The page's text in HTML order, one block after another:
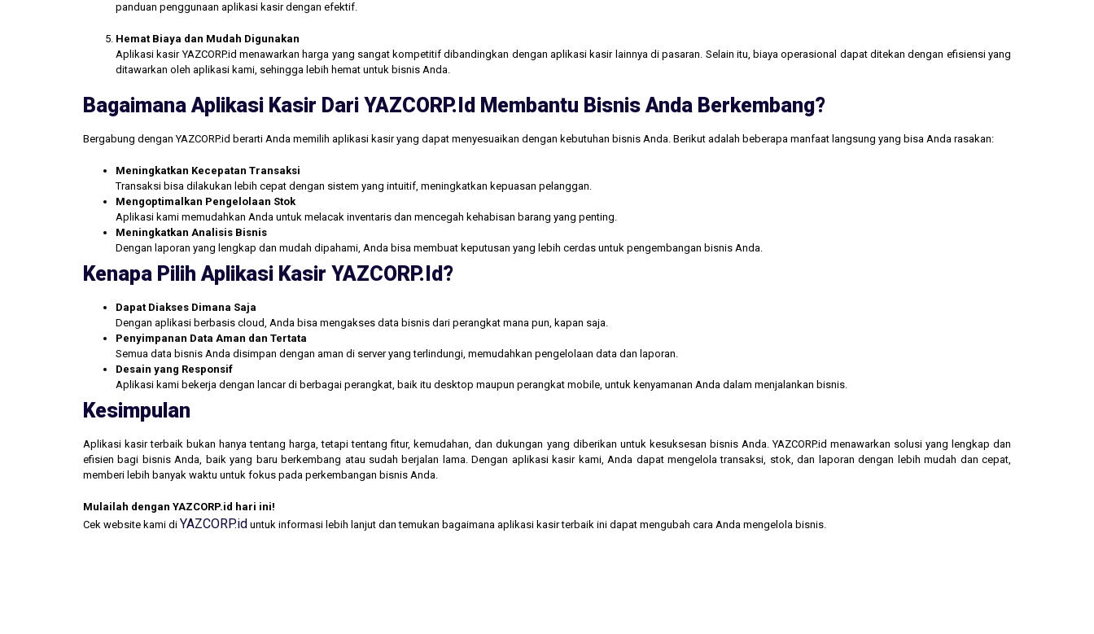
panduan penggunaan aplikasi kasir dengan efektif.
Hemat Biaya dan Mudah Digunakan
Aplikasi kasir YAZCORP.id menawarkan harga yang sangat kompetitif dibandingkan dengan aplikasi kasir lainnya di pasaran. Selain itu, biaya operasional dapat ditekan dengan efisiensi yang
ditawarkan oleh aplikasi kami, sehingga lebih hemat untuk bisnis Anda.
Bagaimana Aplikasi Kasir Dari YAZCORP.id Membantu Bisnis Anda Berkembang?
Bergabung dengan YAZCORP.id berarti Anda memilih aplikasi kasir yang dapat menyesuaikan dengan kebutuhan bisnis Anda. Berikut adalah beberapa manfaat langsung yang bisa Anda rasakan:
Meningkatkan Kecepatan Transaksi
Transaksi bisa dilakukan lebih cepat dengan sistem yang intuitif, meningkatkan kepuasan pelanggan.
Mengoptimalkan Pengelolaan Stok
Aplikasi kami memudahkan Anda untuk melacak inventaris dan mencegah kehabisan barang yang penting.
Meningkatkan Analisis Bisnis
Dengan laporan yang lengkap dan mudah dipahami, Anda bisa membuat keputusan yang lebih cerdas untuk pengembangan bisnis Anda.
Kenapa Pilih Aplikasi Kasir YAZCORP.id?
Dapat Diakses Dimana Saja
Dengan aplikasi berbasis cloud, Anda bisa mengakses data bisnis dari perangkat mana pun, kapan saja.
Penyimpanan Data Aman dan Tertata
Semua data bisnis Anda disimpan dengan aman di server yang terlindungi, memudahkan pengelolaan data dan laporan.
Desain yang Responsif
Aplikasi kami bekerja dengan lancar di berbagai perangkat, baik itu desktop maupun perangkat mobile, untuk kenyamanan Anda dalam menjalankan bisnis.
Kesimpulan
Aplikasi kasir terbaik bukan hanya tentang harga, tetapi tentang fitur, kemudahan, dan dukungan yang diberikan untuk kesuksesan bisnis Anda. YAZCORP.id menawarkan solusi yang lengkap dan
efisien bagi bisnis Anda, baik yang baru berkembang atau sudah berjalan lama. Dengan aplikasi kasir kami, Anda dapat mengelola transaksi, stok, dan laporan dengan lebih mudah dan cepat,
memberi lebih banyak waktu untuk fokus pada perkembangan bisnis Anda.
Mulailah dengan YAZCORP.id hari ini!
Cek website kami di YAZCORP.id untuk informasi lebih lanjut dan temukan bagaimana aplikasi kasir terbaik ini dapat mengubah cara Anda mengelola bisnis.